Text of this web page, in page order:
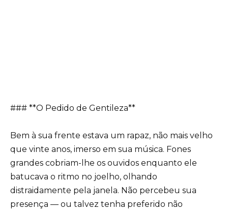
### **O Pedido de Gentileza**
Bem à sua frente estava um rapaz, não mais velho
que vinte anos, imerso em sua música. Fones
grandes cobriam-lhe os ouvidos enquanto ele
batucava o ritmo no joelho, olhando
distraidamente pela janela. Não percebeu sua
presença — ou talvez tenha preferido não